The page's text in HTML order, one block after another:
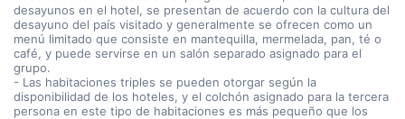
desayunos en el hotel, se presentan de acuerdo con la cultura del
desayuno del país visitado y generalmente se ofrecen como un
menú limitado que consiste en mantequilla, mermelada, pan, té o
café, y puede servirse en un salón separado asignado para el
grupo.
- Las habitaciones triples se pueden otorgar según la
disponibilidad de los hoteles, y el colchón asignado para la tercera
persona en este tipo de habitaciones es más pequeño que los